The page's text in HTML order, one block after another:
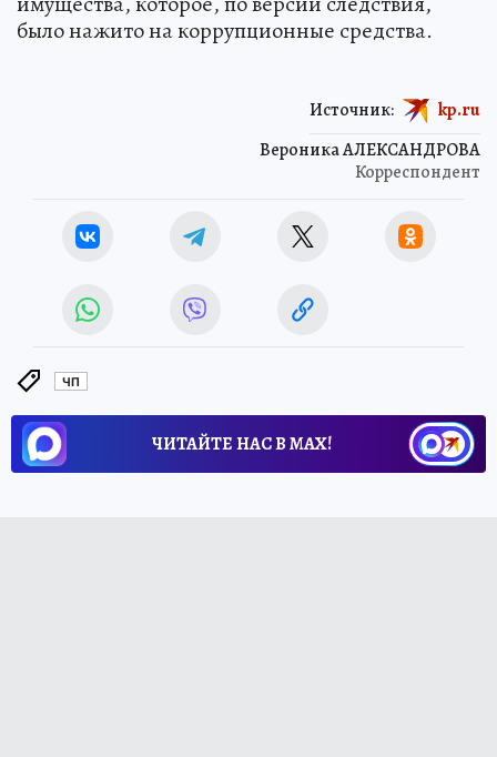
было нажито на коррупционные средства.
Вероника АЛЕКСАНДРОВА
Корреспондент
Источник: kp.ru
ЧП
ЧИТАЙТЕ НАС В МАХ!